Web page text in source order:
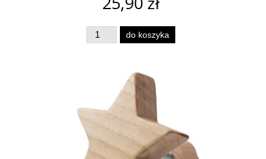
Gałka do mebli porcelanowe
Serduszko różowe
16,90 zł
do koszyka